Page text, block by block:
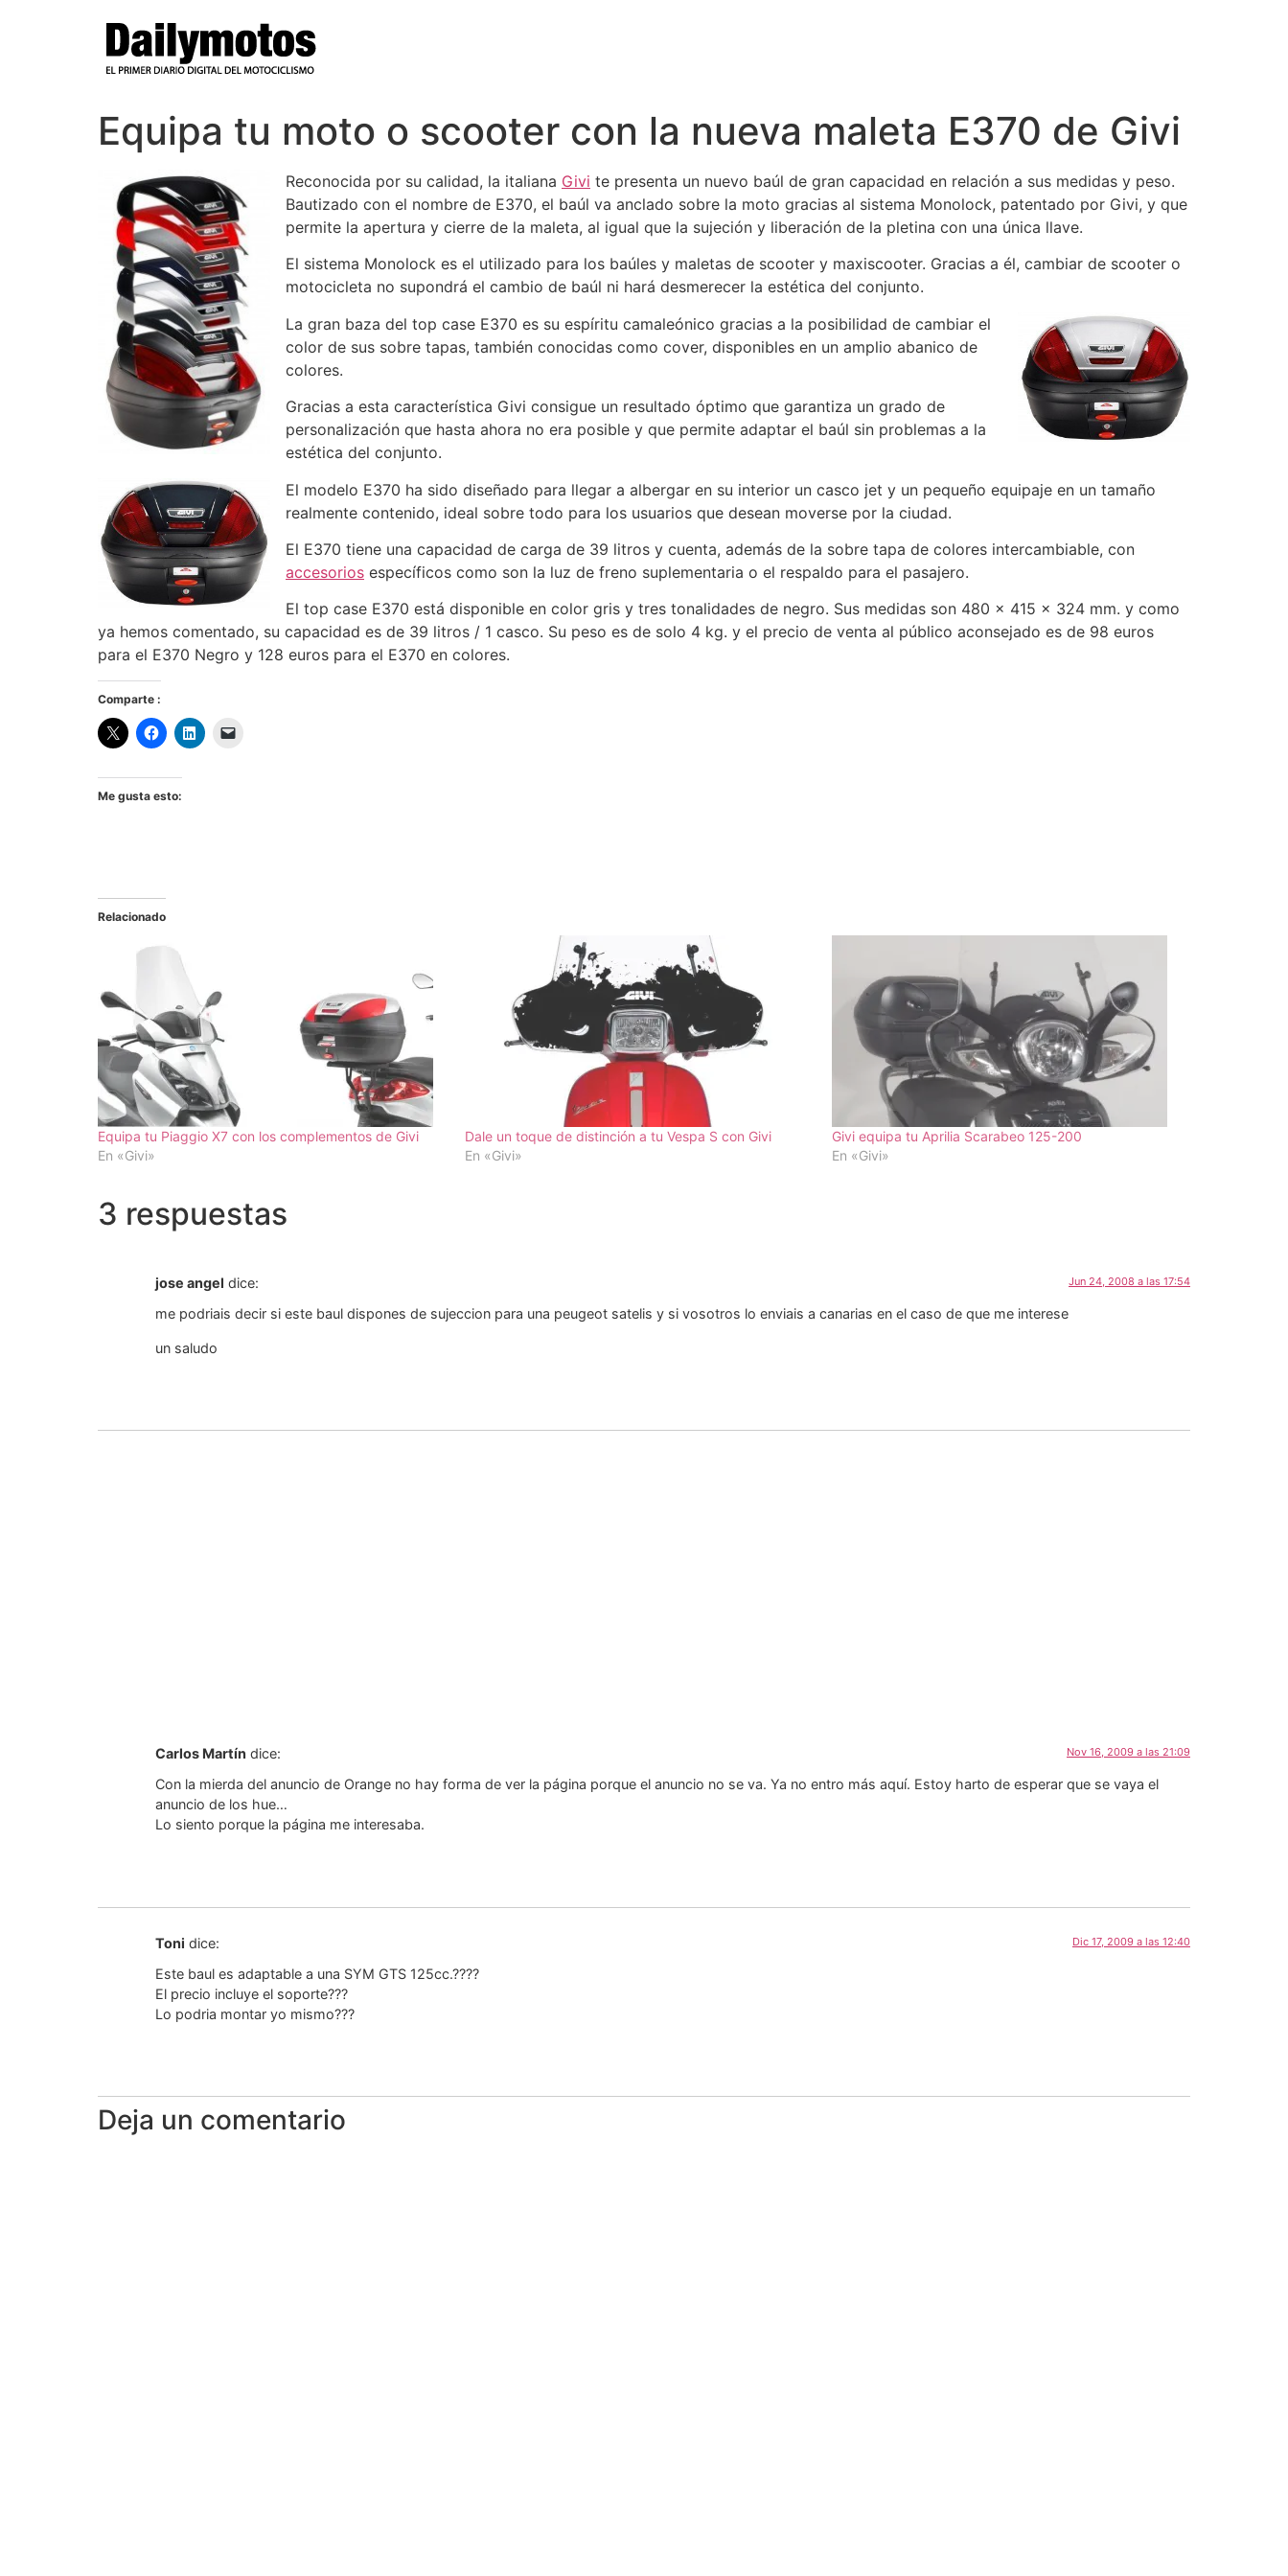
Equipa tu moto o scooter con la nueva maleta E370 de Givi
Reconocida por su calidad, la italiana Givi te presenta un nuevo baúl de gran capacidad en relación a sus medidas y peso.
Bautizado con el nombre de E370, el baúl va anclado sobre la moto gracias al sistema Monolock, patentado por Givi, y que
permite la apertura y cierre de la maleta, al igual que la sujeción y liberación de la pletina con una única llave.
El sistema Monolock es el utilizado para los baúles y maletas de scooter y maxiscooter. Gracias a él, cambiar de scooter o
motocicleta no supondrá el cambio de baúl ni hará desmerecer la estética del conjunto.
La gran baza del top case E370 es su espíritu camaleónico gracias a la posibilidad de cambiar el
color de sus sobre tapas, también conocidas como cover, disponibles en un amplio abanico de
colores.
Gracias a esta característica Givi consigue un resultado óptimo que garantiza un grado de
personalización que hasta ahora no era posible y que permite adaptar el baúl sin problemas a la
estética del conjunto.
El modelo E370 ha sido diseñado para llegar a albergar en su interior un casco jet y un pequeño equipaje en un tamaño
realmente contenido, ideal sobre todo para los usuarios que desean moverse por la ciudad.
El E370 tiene una capacidad de carga de 39 litros y cuenta, además de la sobre tapa de colores intercambiable, con
accesorios específicos como son la luz de freno suplementaria o el respaldo para el pasajero.
El top case E370 está disponible en color gris y tres tonalidades de negro. Sus medidas son 480 x 415 x 324 mm. y como
ya hemos comentado, su capacidad es de 39 litros / 1 casco. Su peso es de solo 4 kg. y el precio de venta al público aconsejado es de 98 euros
para el E370 Negro y 128 euros para el E370 en colores.
Comparte :
Me gusta esto:
Relacionado
Equipa tu Piaggio X7 con los complementos de Givi
En «Givi»
Dale un toque de distinción a tu Vespa S con Givi
En «Givi»
Givi equipa tu Aprilia Scarabeo 125-200
En «Givi»
3 respuestas
jose angel dice: Jun 24, 2008 a las 17:54
me podriais decir si este baul dispones de sujeccion para una peugeot satelis y si vosotros lo enviais a canarias en el caso de que me interese
un saludo
Carlos Martín dice: Nov 16, 2009 a las 21:09
Con la mierda del anuncio de Orange no hay forma de ver la página porque el anuncio no se va. Ya no entro más aquí. Estoy harto de esperar que se vaya el
anuncio de los hue…
Lo siento porque la página me interesaba.
Toni dice: Dic 17, 2009 a las 12:40
Este baul es adaptable a una SYM GTS 125cc.????
El precio incluye el soporte???
Lo podria montar yo mismo???
Deja un comentario